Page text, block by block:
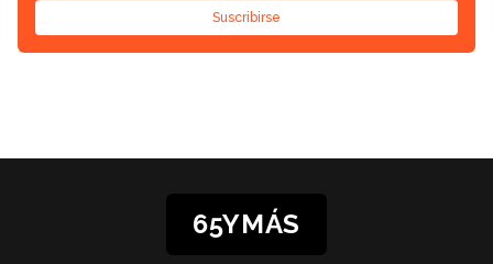
Suscribirse
65YMÁS